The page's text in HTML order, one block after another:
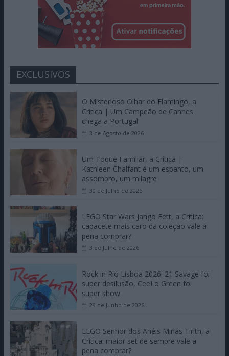
EXCLUSIVOS
O Misterioso Olhar do Flamingo, a
Crítica | Um Campeão de Cannes
chega a Portugal
3 de Agosto de 2026
Um Toque Familiar, a Crítica |
Kathleen Chalfant é um espanto, um
assombro, um milagre
30 de Julho de 2026
LEGO Star Wars Jango Fett, a Crítica:
capacete mais caro da coleção vale a
pena comprar?
3 de Julho de 2026
Rock in Rio Lisboa 2026: 21 Savage foi
super desilusão, CeeLo Green foi
super show
29 de Junho de 2026
LEGO Senhor dos Anéis Minas Tirith, a
Crítica: maior set de sempre vale a
pena comprar?